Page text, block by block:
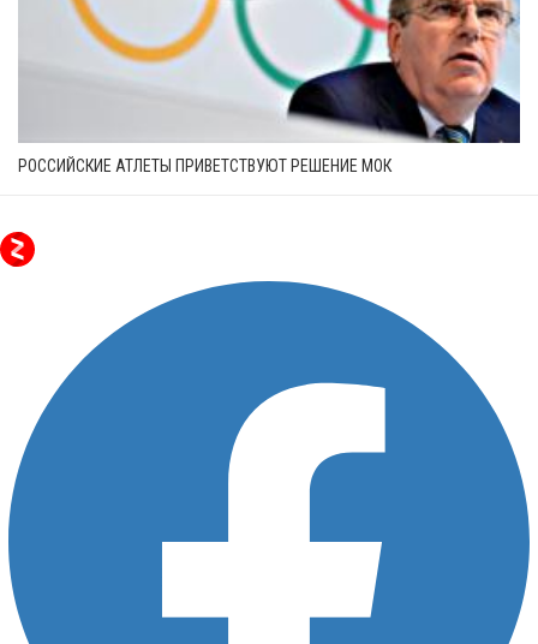
РОССИЙСКИЕ АТЛЕТЫ ПРИВЕТСТВУЮТ РЕШЕНИЕ МОК